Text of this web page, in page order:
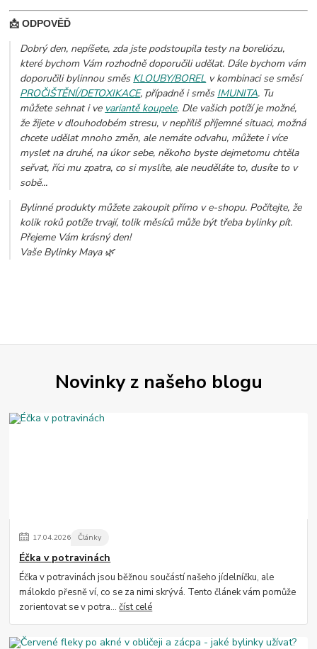
📩 ODPOVĚĎ
Dobrý den, nepíšete, zda jste podstoupila testy na boreliózu,
které bychom Vám rozhodně doporučili udělat. Dále bychom vám
doporučili bylinnou směs KLOUBY/BOREL v kombinaci se směsí
PROČIŠTĚNÍ/DETOXIKACE, případně i směs IMUNITA. Tu
můžete sehnat i ve variantě koupele. Dle vašich potíží je možné,
že žijete v dlouhodobém stresu, v nepříliš příjemné situaci, možná
chcete udělat mnoho změn, ale nemáte odvahu, můžete i více
myslet na druhé, na úkor sebe, někoho byste dejmetomu chtěla
seřvat, říci mu zpatra, co si myslíte, ale neuděláte to, dusíte to v
sobě...
Bylinné produkty můžete zakoupit přímo v e-shopu. Počítejte, že
kolik roků potíže trvají, tolik měsíců může být třeba bylinky pít.
Přejeme Vám krásný den!
Vaše Bylinky Maya 🌿
Novinky z našeho blogu
17.04.2026 Články
Éčka v potravinách
Éčka v potravinách jsou běžnou součástí našeho jídelníčku, ale
málokdo přesně ví, co se za nimi skrývá. Tento článek vám pomůže
zorientovat se v potra...číst celé